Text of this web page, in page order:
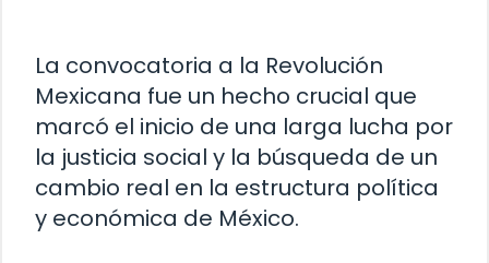
La convocatoria a la Revolución
Mexicana fue un hecho crucial que
marcó el inicio de una larga lucha por
la justicia social y la búsqueda de un
cambio real en la estructura política
y económica de México.